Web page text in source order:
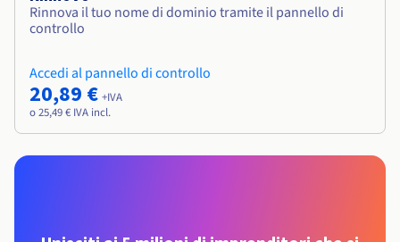
Rinnova il tuo nome di dominio tramite il pannello di
controllo
Accedi al pannello di controllo
20,89 € +IVA
o 25,49 € IVA incl.